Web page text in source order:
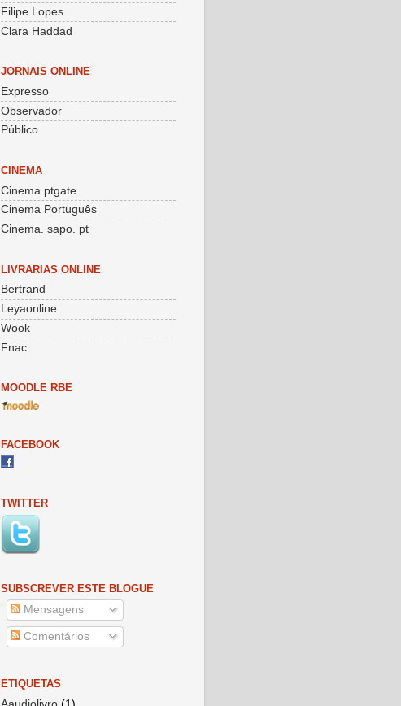
Filipe Lopes
Clara Haddad
JORNAIS ONLINE
Expresso
Observador
Público
CINEMA
Cinema.ptgate
Cinema Português
Cinema. sapo. pt
LIVRARIAS ONLINE
Bertrand
Leyaonline
Wook
Fnac
MOODLE RBE
FACEBOOK
TWITTER
SUBSCREVER ESTE BLOGUE
Mensagens
Comentários
ETIQUETAS